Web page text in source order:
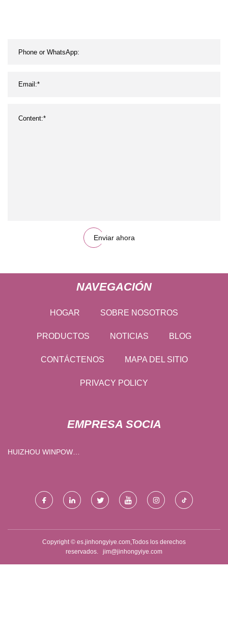
Enviar ahora
NAVEGACIÓN
HOGAR SOBRE NOSOTROS
PRODUCTOS NOTICIAS BLOG
CONTÁCTENOS MAPA DEL SITIO
PRIVACY POLICY
EMPRESA SOCIA
HUIZHOU WINPOW
Copyright © es.jinhongyiye.com,Todos los derechos
reservados. jim@jinhongyiye.com